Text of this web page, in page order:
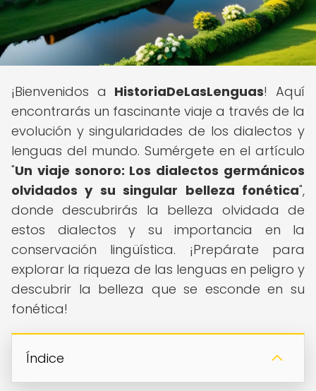
¡Bienvenidos a HistoriaDeLasLenguas! Aquí
encontrarás un fascinante viaje a través de la
evolución y singularidades de los dialectos y
lenguas del mundo. Sumérgete en el artículo
"Un viaje sonoro: Los dialectos germánicos
olvidados y su singular belleza fonética",
donde descubrirás la belleza olvidada de
estos dialectos y su importancia en la
conservación lingüística. ¡Prepárate para
explorar la riqueza de las lenguas en peligro y
descubrir la belleza que se esconde en su
fonética!
Índice